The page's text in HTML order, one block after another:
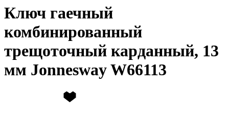
Ключ гаечный
комбинированный
трещоточный карданный, 13
мм Jonnesway W66113